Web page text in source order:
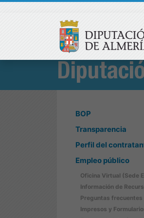
BOP
Transparencia
Perfil del
Empleo público
Oficina Virtual (Sede
Información de
Preguntas frecuentes
Impresos y